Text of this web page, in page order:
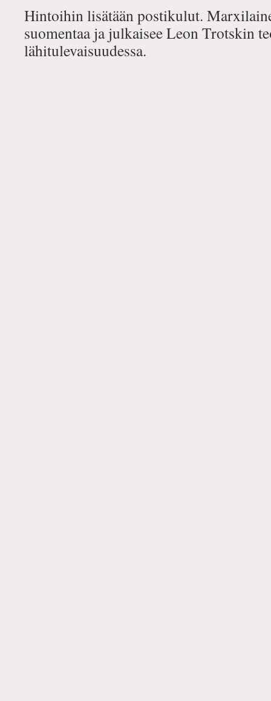
Hintoihin lisätään postikulut.
suomentaa ja julkaisee Leon Trotskin
lähitulevaisuudessa.